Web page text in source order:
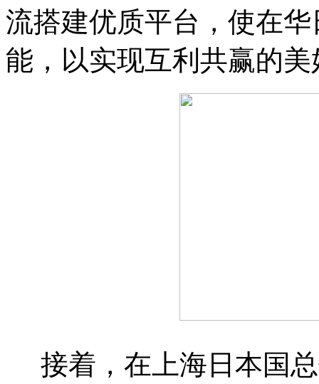
流搭建优质平台，使在
能，以实现互利共赢的
接着，在上海日本国